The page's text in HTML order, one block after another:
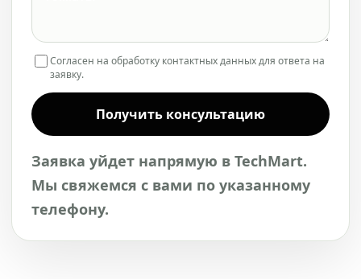
Согласен на обработку контактных данных для ответа на
заявку.
Получить консультацию
Заявка уйдет напрямую в TechMart.
Мы свяжемся с вами по указанному
телефону.